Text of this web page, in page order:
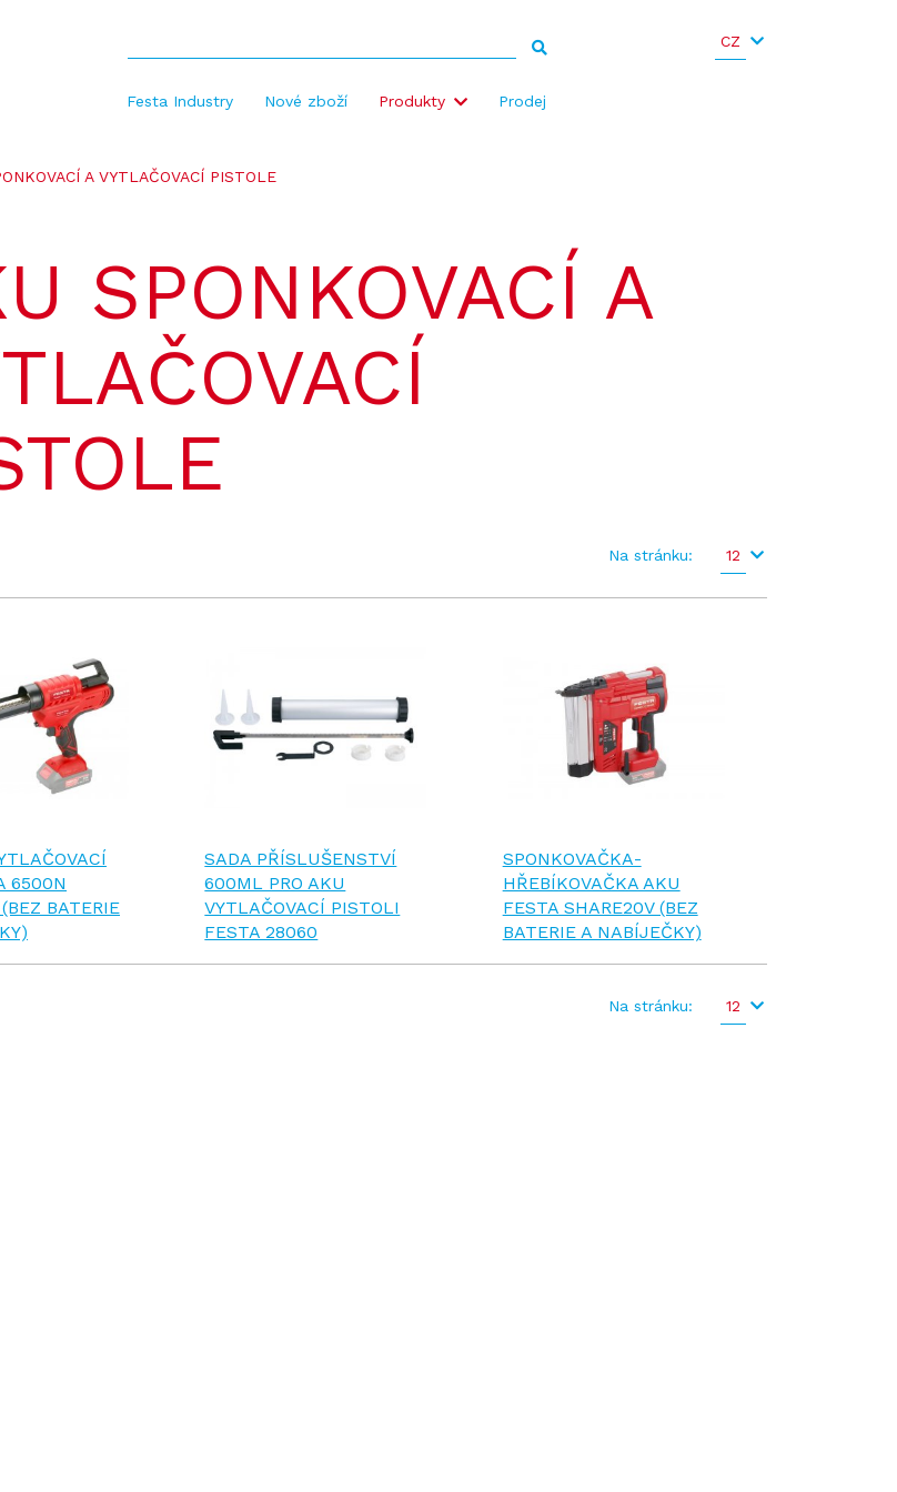
Festa Industry Nové zboží Produkty Prodej
CZ
A VYTLAČOVACÍ PISTOLE
SPONKOVACÍ A
Na stránku: 12
6500N
BATERIE
SADA PŘÍSLUŠENSTVÍ
600ML PRO AKU
VYTLAČOVACÍ PISTOLI
FESTA 28060
SPONKOVAČKA-
HŘEBÍKOVAČKA AKU
FESTA SHARE20V (BEZ
BATERIE A NABÍJEČKY)
Na stránku: 12